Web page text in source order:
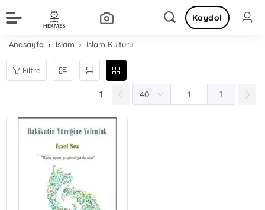
Kaydol
Anasayfa İslam İslam Kültürü
Filtre
1 1